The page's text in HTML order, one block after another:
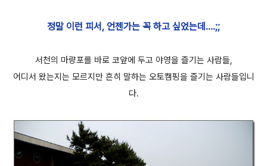
정말 이런 피서, 언젠가는 꼭 하고 싶었는데....;;
서천의 마량포를 바로 코앞에 두고 야영을 즐기는 사람들,
어디서 왔는지는 모르지만 흔히 말하는 오토캠핑을 즐기는 사람들입니
다.